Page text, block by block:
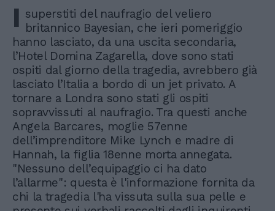
I superstiti del naufragio del veliero
britannico Bayesian, che ieri pomeriggio
hanno lasciato, da una uscita secondaria,
l’Hotel Domina Zagarella, dove sono stati
ospiti dal giorno della tragedia, avrebbero già
lasciato l’Italia a bordo di un jet privato. A
tornare a Londra sono stati gli ospiti
sopravvissuti al naufragio. Tra questi anche
Angela Barcares, moglie 57enne
dell’imprenditore Mike Lynch e madre di
Hannah, la figlia 18enne morta annegata.
"Nessuno dell’equipaggio ci ha dato
l’allarme": questa è l'informazione fornita da
chi la tragedia l'ha vissuta sulla sua pelle e